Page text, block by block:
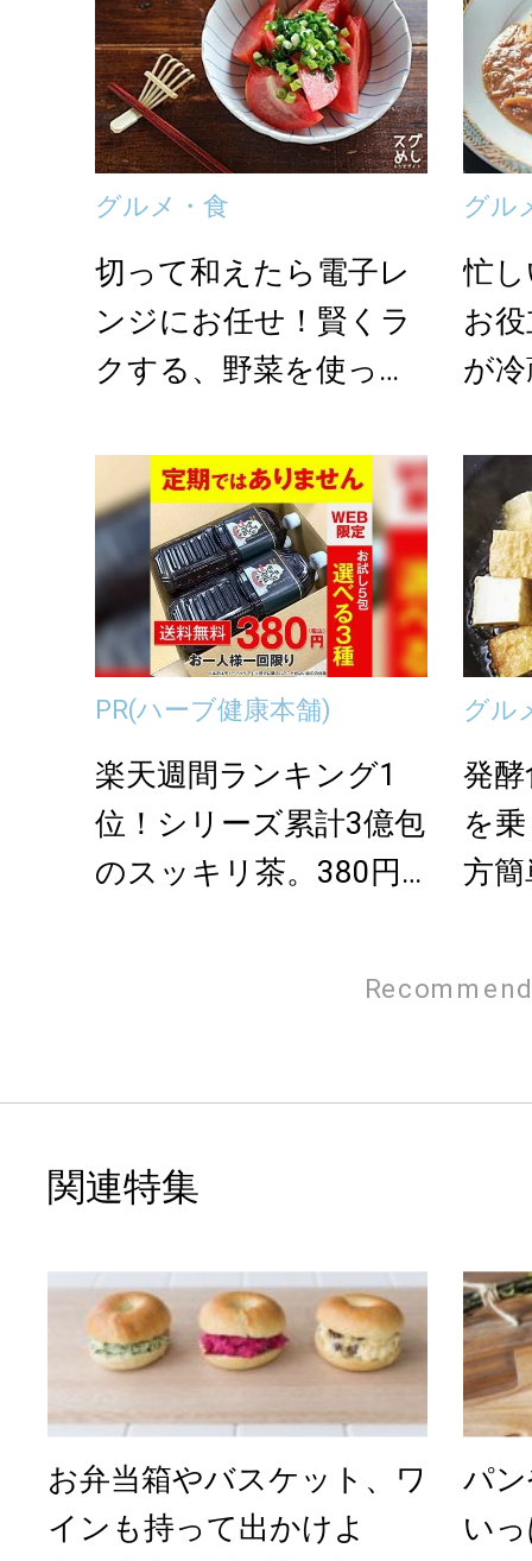
グルメ・食
切って和えたら電子レ
ンジにお任せ！賢くラ
クする、野菜を使った
グル
忙
お
が
PR(ハーブ健康本舗)
楽天週間ランキング1
位！シリーズ累計3億包
のスッキリ茶。380円
グル
発
を
方
関連特集
お弁当箱やバスケット、ワ
インも持って出かけよ
パ
い